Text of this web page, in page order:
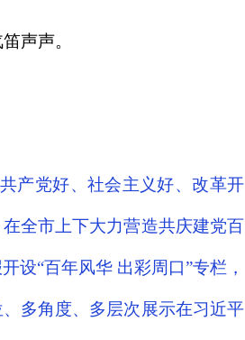
声声。
产党好、社会主义好、改革开
全市上下大力营造共庆建党百
设“百年风华 出彩周口”专栏，
多角度、多层次展示在习近平